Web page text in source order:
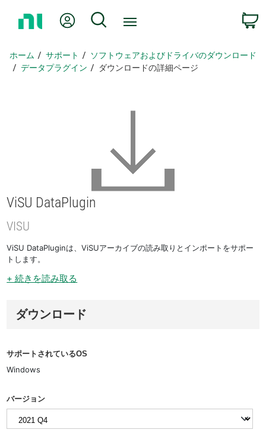
ペ
ー
Myアカウント
検索
ホーム サポート
ソフトウェアおよびドライバのダウンロード
データプラグイン
ダウンロードの詳細ページ
ViSU DataPlugin
VISU
ViSU DataPluginは、ViSUアーカイブの読み取りとインポートをサポー
トします。
+ 続きを読み取る
ダウンロード
サポートされているOS
Windows
バージョン